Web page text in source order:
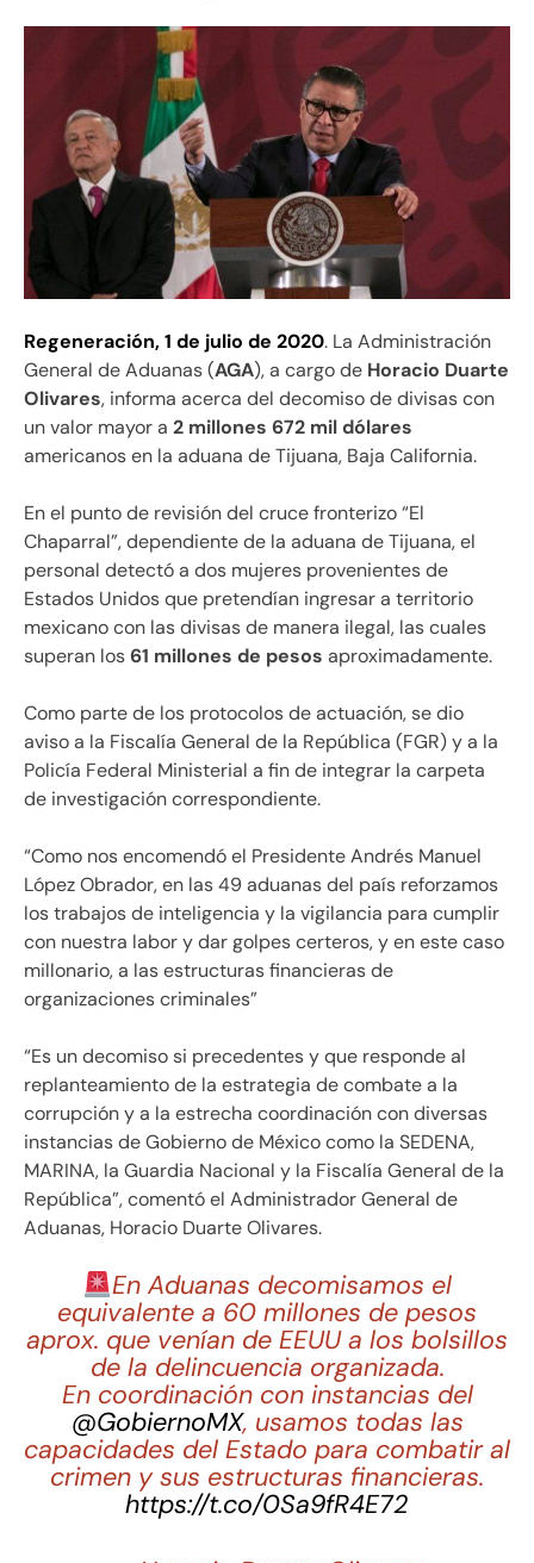
Regeneración, 1 de julio de 2020. La Administración
General de Aduanas (AGA), a cargo de Horacio Duarte
Olivares, informa acerca del decomiso de divisas con
un valor mayor a 2 millones 672 mil dólares
americanos en la aduana de Tijuana, Baja California.
En el punto de revisión del cruce fronterizo “El
Chaparral”, dependiente de la aduana de Tijuana, el
personal detectó a dos mujeres provenientes de
Estados Unidos que pretendían ingresar a territorio
mexicano con las divisas de manera ilegal, las cuales
superan los61 millones de pesos aproximadamente.
Como parte de los protocolos de actuación, se dio
aviso a la Fiscalía General de la República (FGR) y a la
Policía Federal Ministerial a fin de integrar la carpeta
de investigación correspondiente.
“Como nos encomendó el Presidente Andrés Manuel
López Obrador, en las 49 aduanas del país reforzamos
los trabajos de inteligencia y la vigilancia para cumplir
con nuestra labor y dar golpes certeros, y en este caso
millonario, a las estructuras financieras de
organizaciones criminales”
“Es un decomiso si precedentes y que responde al
replanteamiento de la estrategia de combate a la
corrupción y a la estrecha coordinación con diversas
instancias de Gobierno de México como la SEDENA,
MARINA, la Guardia Nacional y la Fiscalía General de la
República”, comentó el Administrador General de
Aduanas, Horacio Duarte Olivares.
En Aduanas decomisamos el
equivalente a 60 millones de pesos
aprox. que venían de EEUU a los bolsillos
de la delincuencia organizada.
En coordinación con instancias del
@GobiernoMX, usamos todas las
capacidades del Estado para combatir al
crimen y sus estructuras financieras.
https://t.co/0Sa9fR4E72